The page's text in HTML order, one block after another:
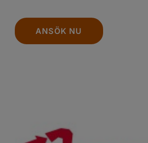
ANSÖK NU